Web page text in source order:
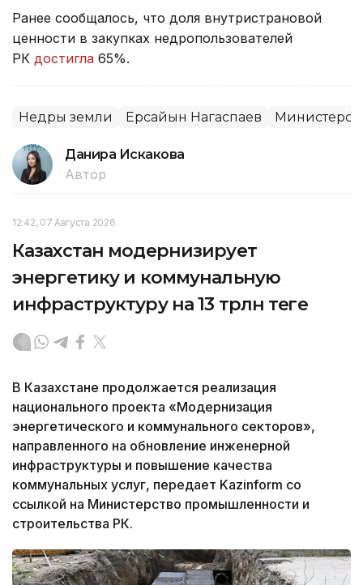
Ранее сообщалось, что доля внутристрановой
ценности в закупках недропользователей
РК достигла 65%.
Недры земли Ерсайын Нагаспаев
Данира Искакова
Автор
12:42, 07 Августа 2026
Казахстан модернизирует
энергетику и коммунальную
инфраструктуру на 13 трлн теңге
В Казахстане продолжается реализация
национального проекта «Модернизация
энергетического и коммунального секторов»,
направленного на обновление инженерной
инфраструктуры и повышение качества
коммунальных услуг, передает Kazinform со
ссылкой на Министерство промышленности и
строительства РК.